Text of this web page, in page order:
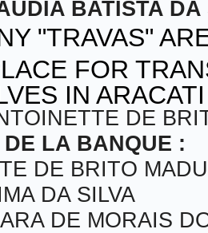
BATISTA DA
"TRAVAS"
FOR
IN
DE
DE LA BANQUE :
DE BRITO
DA SILVA
DE MORAIS